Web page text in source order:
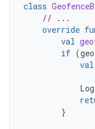
class
// ...
override
val
if (
val
Log
}